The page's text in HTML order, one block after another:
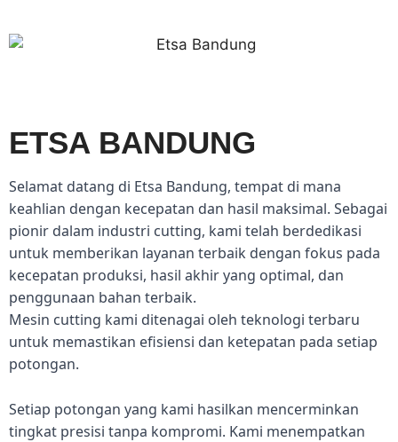
ETSA BANDUNG
Selamat datang di Etsa Bandung, tempat di mana
keahlian dengan kecepatan dan hasil maksimal. Sebagai
pionir dalam industri cutting, kami telah berdedikasi
untuk memberikan layanan terbaik dengan fokus pada
kecepatan produksi, hasil akhir yang optimal, dan
penggunaan bahan terbaik.
Mesin cutting kami ditenagai oleh teknologi terbaru
untuk memastikan efisiensi dan ketepatan pada setiap
potongan.
Setiap potongan yang kami hasilkan mencerminkan
tingkat presisi tanpa kompromi. Kami menempatkan